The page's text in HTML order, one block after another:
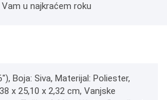
u najkraćem roku
Boja: Siva, Materijal: Poliester,
x 25,10 x 2,32 cm, Vanjske